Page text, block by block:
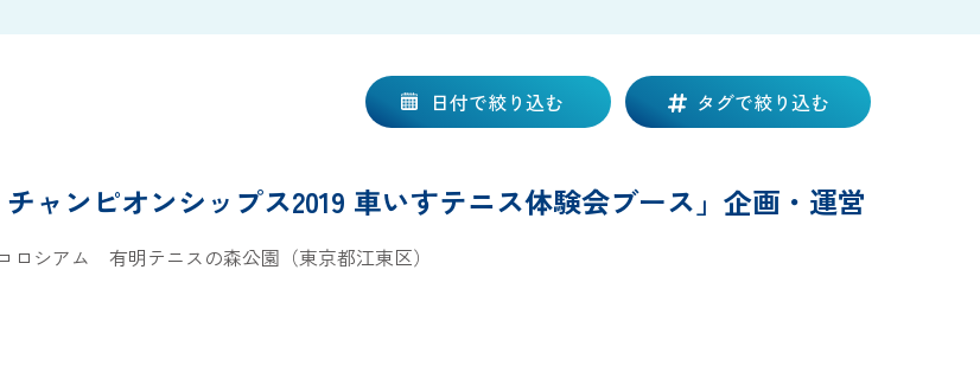
日付で絞り込む タグで絞り込む
ャンピオンシップス2019 車いすテニス体験会ブース」企画・運営
ロシアム 有明テニスの森公園（東京都江東区）